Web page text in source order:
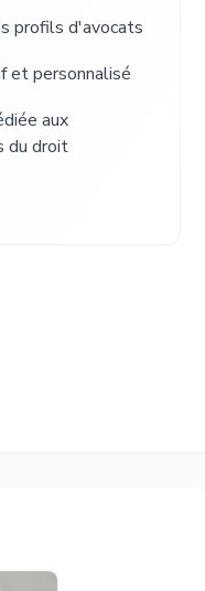
profils d'avocats
et personnalisé
aux
du droit